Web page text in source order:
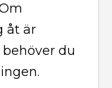
åt är
du